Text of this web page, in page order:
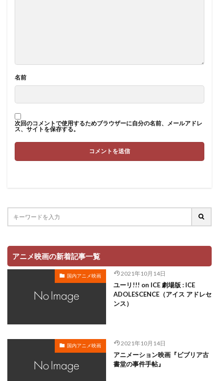
名前
次回のコメントで使用するためブラウザーに自分の名前、メールアドレ
ス、サイトを保存する。
アニメ映画の新着記事一覧
国内アニメ映画 2021年10月14日
ユーリ!!! on ICE 劇場版 : ICE
ADOLESCENCE（アイス アドレセ
ンス）
国内アニメ映画 2021年10月14日
アニメーション映画『ビブリア古
書堂の事件手帖』